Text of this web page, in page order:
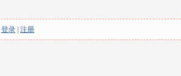
登录 注册